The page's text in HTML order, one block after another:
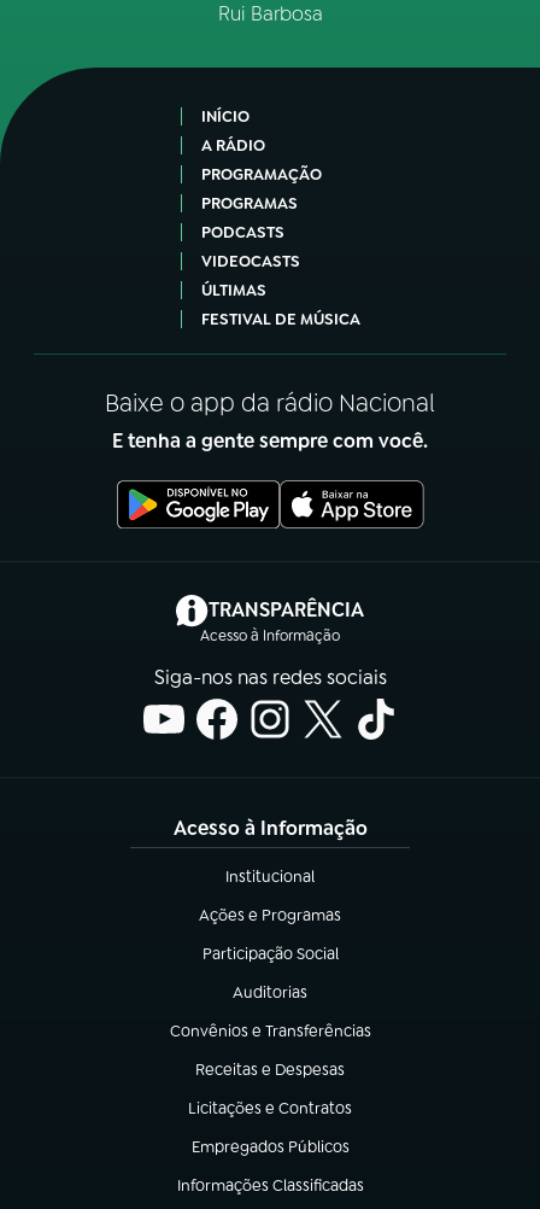
Rui Barbosa
INÍCIO
A RÁDIO
PROGRAMAÇÃO
PROGRAMAS
PODCASTS
VIDEOCASTS
ÚLTIMAS
FESTIVAL DE MÚSICA
Baixe o app da rádio Nacional
E tenha a gente sempre com você.
TRANSPARÊNCIA
Acesso à Informação
(abre em nova aba)
Siga-nos nas redes sociais
Acesso à Informação
Institucional
(abre em nova aba)
Ações e Programas
(abre em nova aba)
Participação Social
(abre em nova aba)
Auditorias
(abre em nova aba)
Convênios e Transferências
(abre em nova aba)
Receitas e Despesas
(abre em nova aba)
Licitações e Contratos
(abre em nova aba)
Empregados Públicos
(abre em nova aba)
Informações Classificadas
(abre em nova aba)